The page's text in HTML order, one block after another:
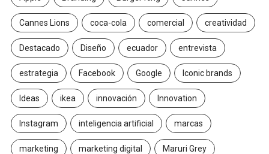
Cannes Lions coca-cola comercial creatividad
Destacado Diseño ecuador entrevista
estrategia Facebook Google Iconic brands
Ideas ikea innovación Innovation
Instagram inteligencia artificial marcas
marketing marketing digital Maruri Grey